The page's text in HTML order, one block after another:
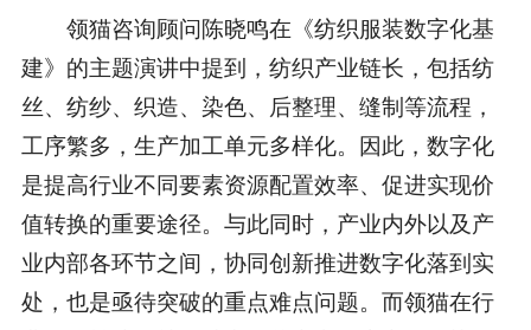
领猫咨询顾问陈晓鸣在《纺织服装数字化基
建》的主题演讲中提到，纺织产业链长，包括纺
丝、纺纱、织造、染色、后整理、缝制等流程，
工序繁多，生产加工单元多样化。因此，数字化
是提高行业不同要素资源配置效率、促进实现价
值转换的重要途径。与此同时，产业内外以及产
业内部各环节之间，协同创新推进数字化落到实
处，也是亟待突破的重点难点问题。而领猫在行